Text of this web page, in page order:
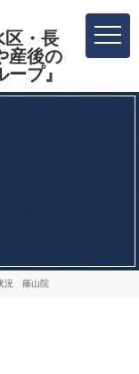
況 篠山院